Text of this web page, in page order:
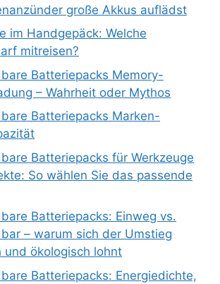
große Akkus auflädst
im Handgepäck: Welche
mitreisen?
Batteriepacks Memory-
– Wahrheit oder Mythos
Batteriepacks Marken-
Batteriepacks für Werkzeuge
So wählen Sie das passende
Batteriepacks: Einweg vs.
– warum sich der Umstieg
ökologisch lohnt
Batteriepacks: Energiedichte,